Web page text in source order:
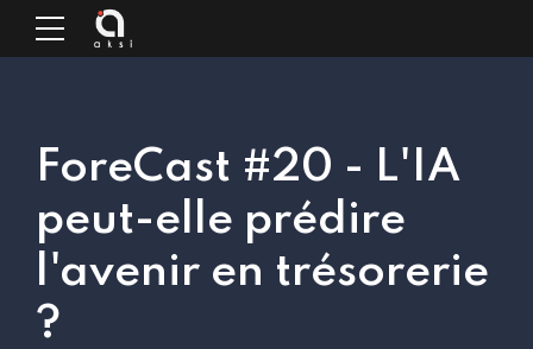
ForeCast #20 - L'IA
peut-elle prédire
l'avenir en trésorerie
?